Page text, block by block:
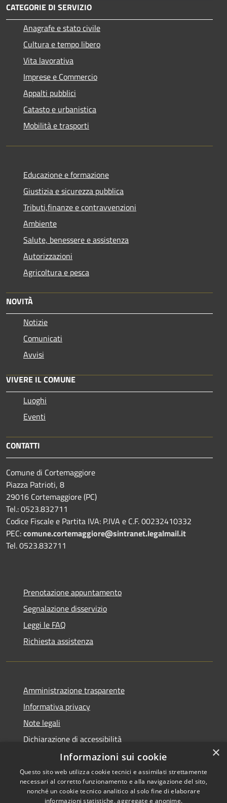
CATEGORIE DI SERVIZIO
Anagrafe e stato civile
Cultura e tempo libero
Vita lavorativa
Imprese e Commercio
Appalti pubblici
Catasto e urbanistica
Mobilità e trasporti
Educazione e formazione
Giustizia e sicurezza pubblica
Tributi,finanze e contravvenzioni
Ambiente
Salute, benessere e assistenza
Autorizzazioni
Agricoltura e pesca
NOVITÀ
Notizie
Comunicati
Avvisi
VIVERE IL COMUNE
Luoghi
Eventi
CONTATTI
Comune di Cortemaggiore
Piazza Patrioti, 8
29016 Cortemaggiore (PC)
Tel.: 0523.832711
Codice Fiscale e Partita IVA: P.IVA e C.F. 00232410332
PEC:comune.cortemaggiore@sintranet.legalmail.it
Tel. 0523.832711
Prenotazione appuntamento
Segnalazione disservizio
Leggi le FAQ
Richiesta assistenza
Amministrazione trasparente
Informativa privacy
Note legali
Dichiarazione di accessibilità
Copyright © 2026 • Comune di
×
Informazioni sui cookie
Questo sito web utilizza cookie tecnici e assimilati strettamente
necessari al corretto funzionamento e alla navigazione del sito,
nonché un cookie tecnico analitico al solo fine di elaborare
informazioni statistiche, aggregate e anonime.